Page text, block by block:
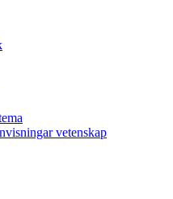
vetenskap